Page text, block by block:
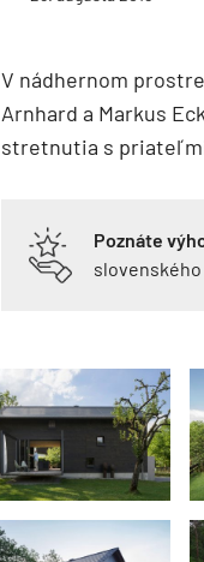
V nádhernom
Arnhard a Markus
stretnutia s
Poznáte